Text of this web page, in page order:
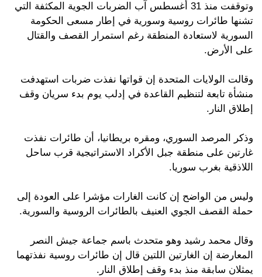
وتوقفت منذ 31 أغسطس آب الضربات الجوية المكثفة التي
تشنها طائرات روسية وسورية في إطار مسعى الحكومة
السورية لاستعادة المنطقة رغم استمرار القصف والقتال
على الأرض.
وقالت الولايات المتحدة إن قواتها نفذت ضربات استهدفت
منشأة تابعة لتنظيم القاعدة في إدلب يوم بدء سريان وقف
إطلاق النار.
وذكر المرصد السوري، ومقره بريطانيا، أن طائرات نفذت
غارتين على منطقة جبل الأكراد الاستراتيجية قرب ساحل
اللاذقية بغرب سوريا.
وليس من الواضح إن كانت الغارات مؤشرا على العودة إلى
حملة القصف الجوي العنيف بالطائرات الروسية والسورية.
وقال محمد رشيد وهو متحدث باسم جماعة جيش النصر
المعارضة إن الغارتين اللتين قال إن طائرات روسية نفذتهما
يمثلان سابقة منذ بدء وقف إطلاق النار.